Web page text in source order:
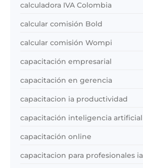
calculadora IVA Colombia
calcular comisión Bold
calcular comisión Wompi
capacitación empresarial
capacitación en gerencia
capacitacion ia productividad
capacitación inteligencia artificial
capacitación online
capacitacion para profesionales ia